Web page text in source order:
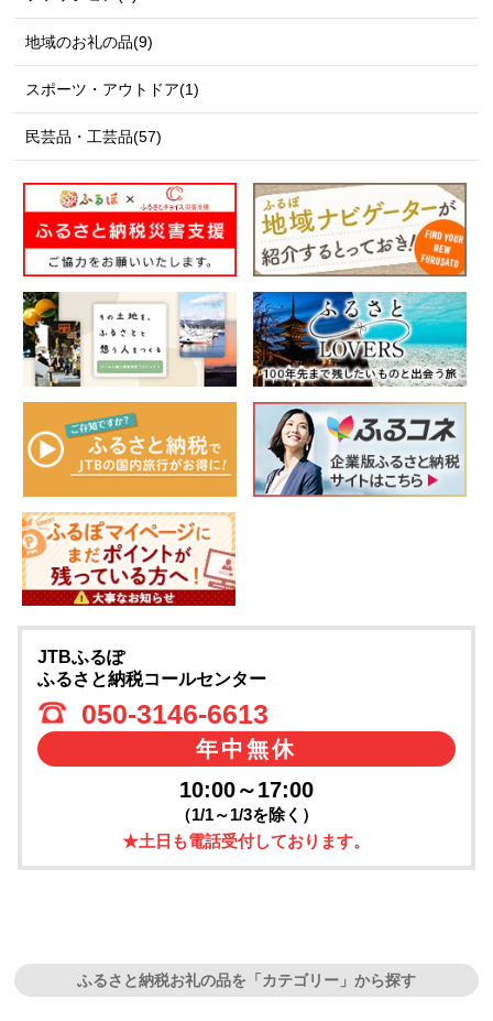
地域のお礼の品(9)
スポーツ・アウトドア(1)
民芸品・工芸品(57)
JTBふるぽ
ふるさと納税コールセンター
050-3146-6613
年中無休
10:00～17:00
（1/1～1/3を除く）
★土日も電話受付しております。
ふるさと納税お礼の品を「カテゴリー」から探す